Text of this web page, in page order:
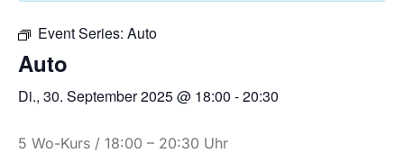
Event Series: Auto
Auto
Di., 30. September 2025 @ 18:00 -20:30
5 Wo-Kurs / 18:00 – 20:30 Uhr